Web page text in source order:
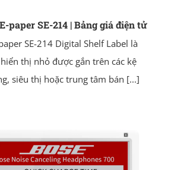
paper SE-214 | Bảng giá điện tử
SE-214 Digital Shelf Label là
thị nhỏ được gắn trên các kệ
siêu thị hoặc trung tâm bán [...]